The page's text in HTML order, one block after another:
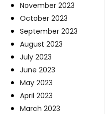
November 2023
October 2023
September 2023
August 2023
July 2023
June 2023
May 2023
April 2023
March 2023